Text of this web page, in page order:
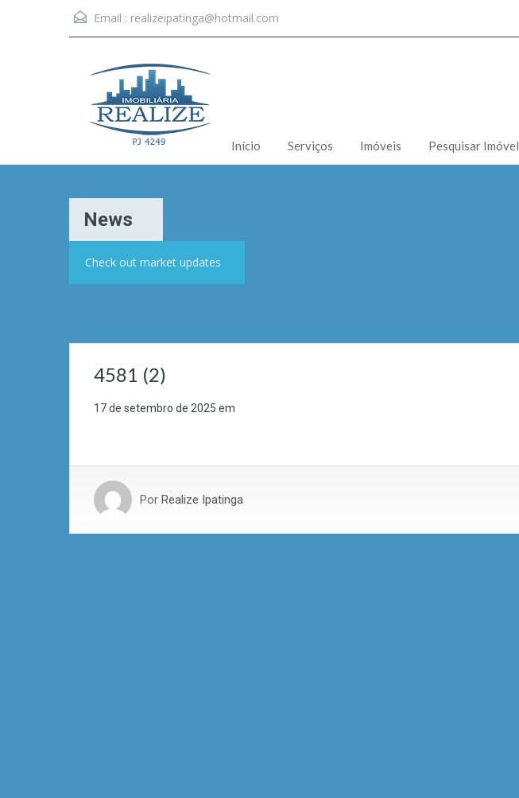
Email : realizeipatinga@hotmail.com
Início Serviços Imóveis Pesquisar Imóvel
News
Check out market updates
4581 (2)
17 de setembro de 2025 em
Por Realize Ipatinga